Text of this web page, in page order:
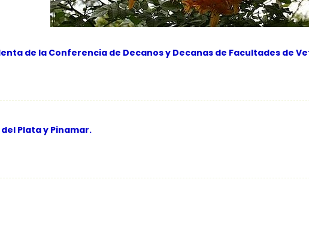
de la Conferencia de Decanos y Decanas de Facultades de
Plata y Pinamar.